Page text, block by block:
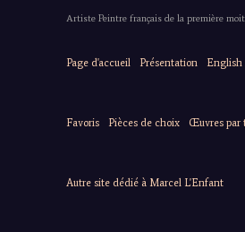
Artiste Peintre français de la première
Page d'accueil Présentation
Favoris Pièces de choix Œuvres par
Autre site dédié à Marcel L'Enfant